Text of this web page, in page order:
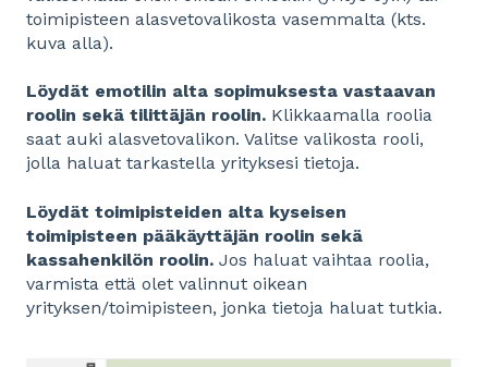
toimipisteen alasvetovalikosta vasemmalta (kts.
kuva alla).
Löydät emotilin alta sopimuksesta vastaavan
roolin sekä tilittäjän roolin. Klikkaamalla roolia
saat auki alasvetovalikon. Valitse valikosta rooli,
jolla haluat tarkastella yrityksesi tietoja.
Löydät toimipisteiden alta kyseisen
toimipisteen pääkäyttäjän roolin sekä
kassahenkilön roolin. Jos haluat vaihtaa roolia,
varmista että olet valinnut oikean
yrityksen/toimipisteen, jonka tietoja haluat tutkia.